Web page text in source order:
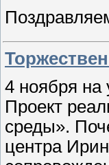
4 ноября на
Проект
среды».
центра